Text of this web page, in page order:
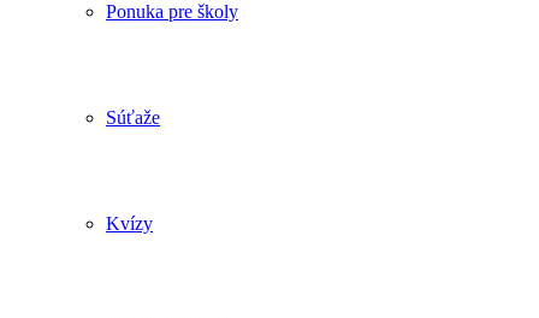
Ponuka pre školy
Súťaže
Kvízy